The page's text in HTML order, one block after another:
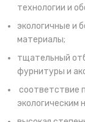
технологии и
экологичные и
материалы;
тщательный
фурнитуры и
соответствие
экологическим